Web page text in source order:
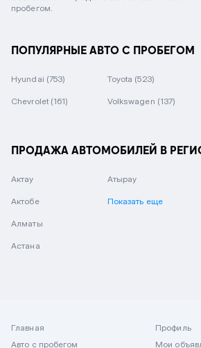
пробегом.
ПОПУЛЯРНЫЕ АВТО С ПРОБЕГОМ
Hyundai (753) Toyota (523)
Chevrolet (161) Volkswagen (137)
ПРОДАЖА АВТОМОБИЛЕЙ В
Актау
Актобе
Алматы
Астана
Атырау
Показать еще
Главная
Авто с пробегом
Профиль
Мои